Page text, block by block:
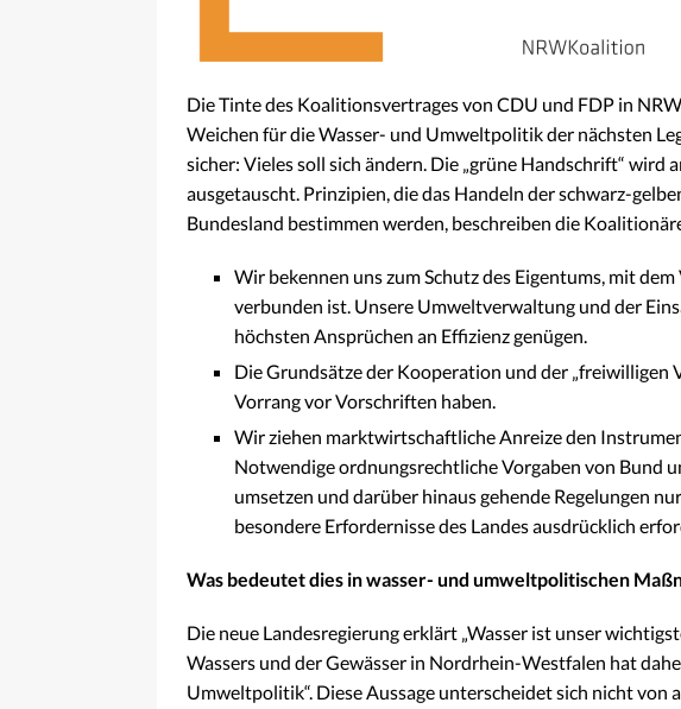
Die Tinte des Koalitionsvertrages von CDU und FDP in
Weichen für die Wasser- und Umweltpolitik der nächsten
sicher: Vieles soll sich ändern. Die „grüne Handschrift“ wird
ausgetauscht. Prinzipien, die das Handeln der schwarz-
Bundesland bestimmen werden, beschreiben die
Wir bekennen uns zum Schutz des Eigentums, mit
verbunden ist. Unsere Umweltverwaltung und der
höchsten Ansprüchen an Effizienz genügen.
Die Grundsätze der Kooperation und der „freiwilligen
Vorrang vor Vorschriften haben.
Wir ziehen marktwirtschaftliche Anreize den
Notwendige ordnungsrechtliche Vorgaben von Bund
umsetzen und darüber hinaus gehende Regelungen
besondere Erfordernisse des Landes ausdrücklich
Was bedeutet dies in wasser- und umweltpolitischen
Die neue Landesregierung erklärt „Wasser ist unser
Wassers und der Gewässer in Nordrhein-Westfalen hat
Umweltpolitik“. Diese Aussage unterscheidet sich nicht von